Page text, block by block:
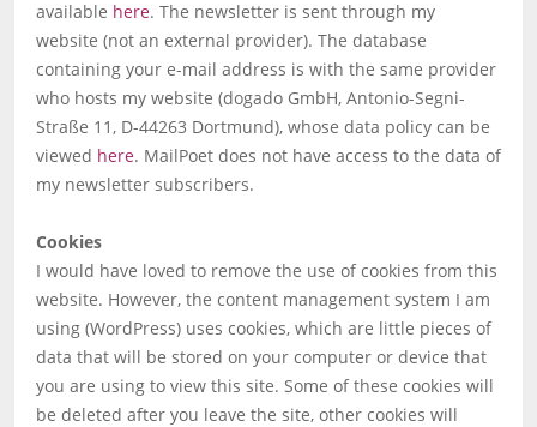
available here. The newsletter is sent through my
website (not an external provider). The database
containing your e-mail address is with the same provider
who hosts my website (dogado GmbH, Antonio-Segni-
Straße 11, D-44263 Dortmund), whose data policy can be
viewed here. MailPoet does not have access to the data of
my newsletter subscribers.
Cookies
I would have loved to remove the use of cookies from this
website. However, the content management system I am
using (WordPress) uses cookies, which are little pieces of
data that will be stored on your computer or device that
you are using to view this site. Some of these cookies will
be deleted after you leave the site, other cookies will